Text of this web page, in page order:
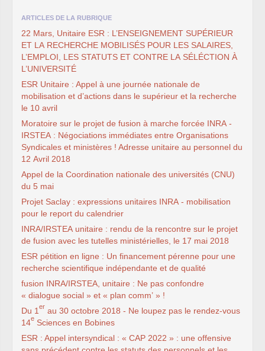
MESSAGES SUDATOUT
LE
PERSONNEL INRAE
Dossier néonicotinoïdes
NGT: nouveauxOGM
Panneaux
photovoltaïques
INSTANCES INRAE
INRAE2030
LPR -HCERES
ELECTIONS2022
ELECTIONS2020
L’ancienne rubrique de la
L’actualité
Les instances
CAPN-CR
CCHSCT
et CHSCTs
départements
CT
mobilité
DossierOGM
syndicat
L’ancienne rubrique de la
branche
Cemagref)
IRSTEA, 2018
IRSTEA
IRSTEA, 2016
ARTICLES DE LA RUBRIQUE
22 Mars, Unitaire ESR : L’ENSEIGNEMENT SUPÉRIEUR
ET LA RECHERCHE MOBILISÉS POUR LES SALAIRES
L’EMPLOI LES STATUTS ET CONTRE LA SÉLÉCTION À
L’UNIVERSITÉ
ESR Unitaire : Appel à une journée nationale de
mobilisation et d’actions dans le supérieur et la recherche
le 10 avril
Moratoire sur le projet de fusion à marche forcée INRA -
IRSTEA : Négociations immédiates entre Organisations
Syndicales et ministères ! Adresse unitaire au personnel du
12 Avril 2018
Appel de la Coordination nationale des universités (CNU)
du 5 mai
Projet Saclay : expressions unitaires INRA - mobilisation
pour le report du calendrier
INRA/IRSTEA unitaire : rendu de la rencontre sur le projet
de fusion avec les tutelles ministérielles, le 17 mai 2018
ESR pétition en ligne : Un financement pérenne pour une
recherche scientifique indépendante et de qualité
fusion INRA/IRSTEA , unitaire : Ne pas confondre
« dialogue social » et « plan comm’ » !
Du 1 er au 30 octobre 2018 - Ne loupez pas le rendez-vous
14e Sciences en Bobines
ESR : Appel intersyndical : « CAP 2022 » : une offensive